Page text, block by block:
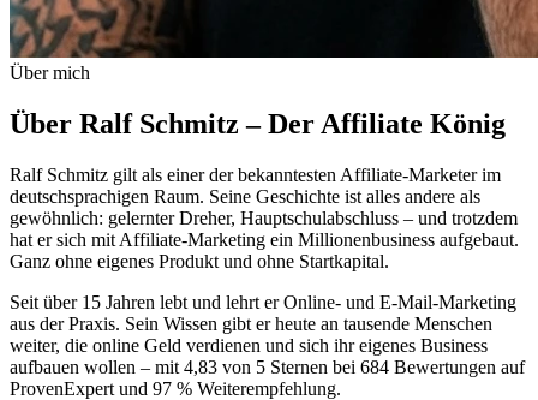
Über mich
Über Ralf Schmitz –Der Affiliate König
Ralf Schmitz gilt als einer der bekanntesten Affiliate-Marketer im
deutschsprachigen Raum. Seine Geschichte ist alles andere als
gewöhnlich: gelernter Dreher, Hauptschulabschluss – und trotzdem
hat er sich mit Affiliate-Marketing ein Millionenbusiness aufgebaut.
Ganz ohne eigenes Produkt und ohne Startkapital.
Seit über 15 Jahren lebt und lehrt er Online- und E-Mail-Marketing
aus der Praxis. Sein Wissen gibt er heute an tausende Menschen
weiter, die online Geld verdienen und sich ihr eigenes Business
aufbauen wollen – mit 4,83 von 5 Sternen bei 684 Bewertungen auf
ProvenExpert und 97 % Weiterempfehlung.